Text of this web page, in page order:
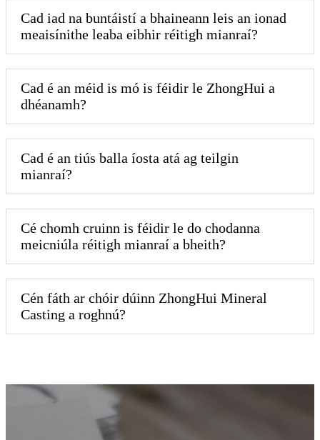
Cad iad na buntáistí a bhaineann leis an ionad
meaisínithe leaba eibhir réitigh mianraí?
Cad é an méid is mó is féidir le ZhongHui a
dhéanamh?
Cad é an tiús balla íosta atá ag teilgin
mianraí?
Cé chomh cruinn is féidir le do chodanna
meicniúla réitigh mianraí a bheith?
Cén fáth ar chóir dúinn ZhongHui Mineral
Casting a roghnú?